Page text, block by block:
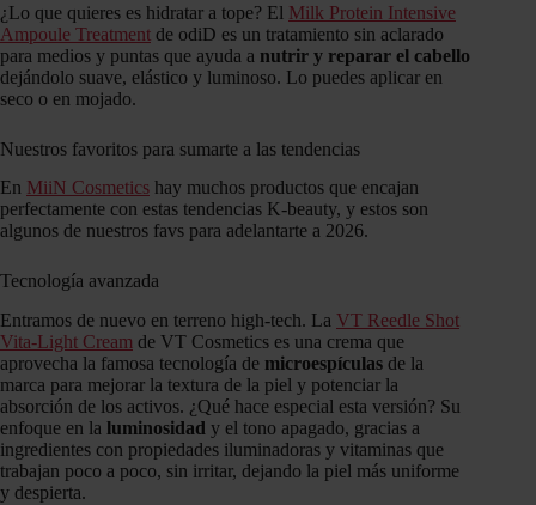
¿Lo que quieres es hidratar a tope? El Milk Protein Intensive
Ampoule Treatment de odiD es un tratamiento sin aclarado
para medios y puntas que ayuda a nutrir y reparar el cabello
dejándolo suave, elástico y luminoso. Lo puedes aplicar en
seco o en mojado.
Nuestros favoritos para sumarte a las tendencias
En MiiN Cosmetics hay muchos productos que encajan
perfectamente con estas tendencias K-beauty, y estos son
algunos de nuestros favs para adelantarte a 2026.
Tecnología avanzada
Entramos de nuevo en terreno high-tech. La VT Reedle Shot
Vita-Light Cream de VT Cosmetics es una crema que
aprovecha la famosa tecnología de microespículas de la
marca para mejorar la textura de la piel y potenciar la
absorción de los activos. ¿Qué hace especial esta versión? Su
enfoque en la luminosidad y el tono apagado, gracias a
ingredientes con propiedades iluminadoras y vitaminas que
trabajan poco a poco, sin irritar, dejando la piel más uniforme
y despierta.